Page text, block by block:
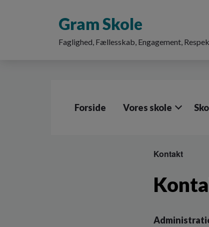
Gram Skole
Faglighed, Fællesskab, Engagement,
Forside Vores skole
Kontakt